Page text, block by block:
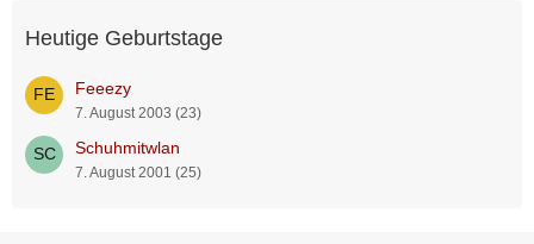
Heutige Geburtstage
Feeezy
7. August 2003 (23)
Schuhmitwlan
7. August 2001 (25)